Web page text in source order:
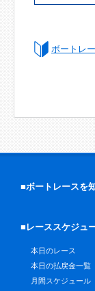
ボートレ
■ボートレースを
■レーススケジュ
本日のレース
本日の払戻金一覧
月間スケジュール